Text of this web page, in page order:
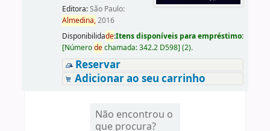
Editora:São Paulo:
Almedina,2016
Disponibilidade:Itens disponíveis para empréstimo:
[Númerodechamada:342.2 D598] (2).
Reservar
Adicionar ao seu carrinho
Não encontrou o
que procura?